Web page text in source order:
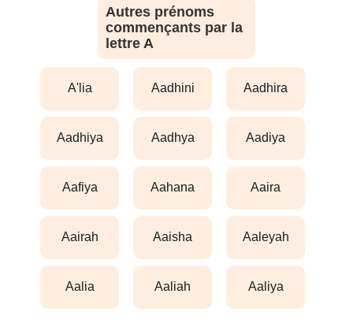
Autres prénoms
commençants par la
lettre A
a'lia aadhini aadhira
aadhiya aadhya aadiya
aafiya aahana aaira
aairah aaisha aaleyah
aalia aaliah aaliya